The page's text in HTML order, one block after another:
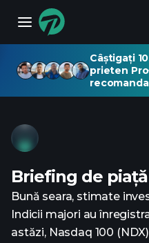
Câștigați
prieten
Briefing de
Bună seara, stimate
Indicii majori au
astăzi, Nasdaq 100